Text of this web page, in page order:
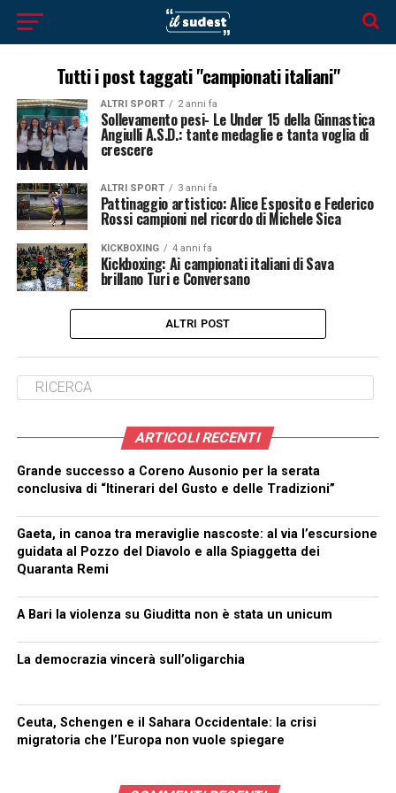
Tutti i post taggati "campionati italiani"
ALTRI SPORT 2 anni fa
Sollevamento pesi- Le Under 15 della Ginnastica
Angiulli A.S.D.: tante medaglie e tanta voglia di
crescere
ALTRI SPORT 3 anni fa
Pattinaggio artistico: Alice Esposito e Federico
Rossi campioni nel ricordo di Michele Sica
KICKBOXING 4 anni fa
Kickboxing: Ai campionati italiani di Sava
brillano Turi e Conversano
ALTRI POST
ARTICOLI RECENTI
Grande successo a Coreno Ausonio per la serata
conclusiva di “Itinerari del Gusto e delle Tradizioni”
Gaeta, in canoa tra meraviglie nascoste: al via l’escursione
guidata al Pozzo del Diavolo e alla Spiaggetta dei
Quaranta Remi
A Bari la violenza su Giuditta non è stata un unicum
La democrazia vincerà sull’oligarchia
Ceuta, Schengen e il Sahara Occidentale: la crisi
migratoria che l’Europa non vuole spiegare